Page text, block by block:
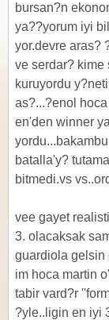
bursan?n
ya??yorum iyi
yor.devre aras?
ve serdar? kime
kuruyordu
as?...?enol
en'den winner
batalla'y?
bitmedi.vs
vee gayet
3. olacaksak
guardiola gelsin
im hoca martin
tabir vard?r
?yle..ligin en iyi